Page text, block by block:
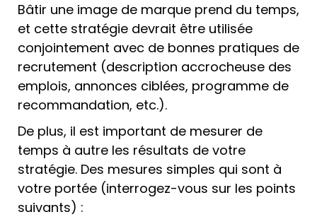
Bâtir une image de marque prend du temps,
et cette stratégie devrait être utilisée
conjointement avec de bonnes pratiques de
recrutement (description accrocheuse des
emplois, annonces ciblées, programme de
recommandation, etc.).
De plus, il est important de mesurer de
temps à autre les résultats de votre
stratégie. Des mesures simples qui sont à
votre portée (interrogez-vous sur les points
suivants) :